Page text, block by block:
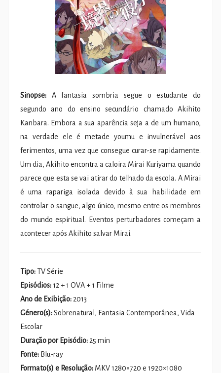
Sinopse: A fantasia sombria segue o estudante do
segundo ano do ensino secundário chamado Akihito
Kanbara. Embora a sua aparência seja a de um humano,
na verdade ele é metade youmu e invulnerável aos
ferimentos, uma vez que consegue curar-se rapidamente.
Um dia, Akihito encontra a caloira Mirai Kuriyama quando
parece que esta se vai atirar do telhado da escola. A Mirai
é uma rapariga isolada devido à sua habilidade em
controlar o sangue, algo único, mesmo entre os membros
do mundo espiritual. Eventos perturbadores começam a
acontecer após Akihito salvar Mirai.
Tipo:TV Série
Episódios:12 + 1 OVA + 1 Filme
Ano de Exibição: 2013
Género(s):Sobrenatural, Fantasia Contemporânea, Vida
Escolar
Duração por Episódio: 25 min
Fonte: Blu-ray
Formato(s) e Resolução: MKV 1280×720 e 1920×1080